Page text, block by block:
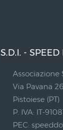
S.D.I. -
Via Pavana
Pistoiese (PT)
P. IVA: IT-
PEC: